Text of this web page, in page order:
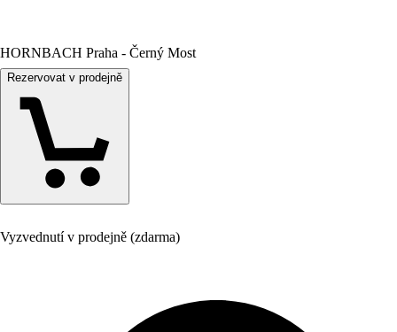
HORNBACH Praha - Černý Most
Rezervovat v prodejně
Vyzvednutí v prodejně (zdarma)